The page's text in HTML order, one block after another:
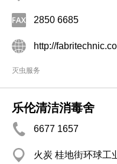
2850 6685
http://
灭虫服务
乐伦清洁消毒舍
6677 1657
火炭 桂地街环球工